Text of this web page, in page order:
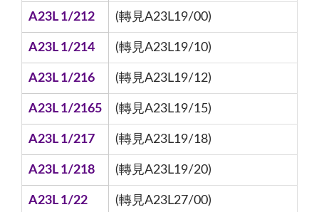
A23L 1/212 (轉見A23L19/00)
A23L 1/214 (轉見A23L19/10)
A23L 1/216 (轉見A23L19/12)
A23L 1/2165 (轉見A23L19/15)
A23L 1/217 (轉見A23L19/18)
A23L 1/218 (轉見A23L19/20)
A23L 1/22 (轉見A23L27/00)